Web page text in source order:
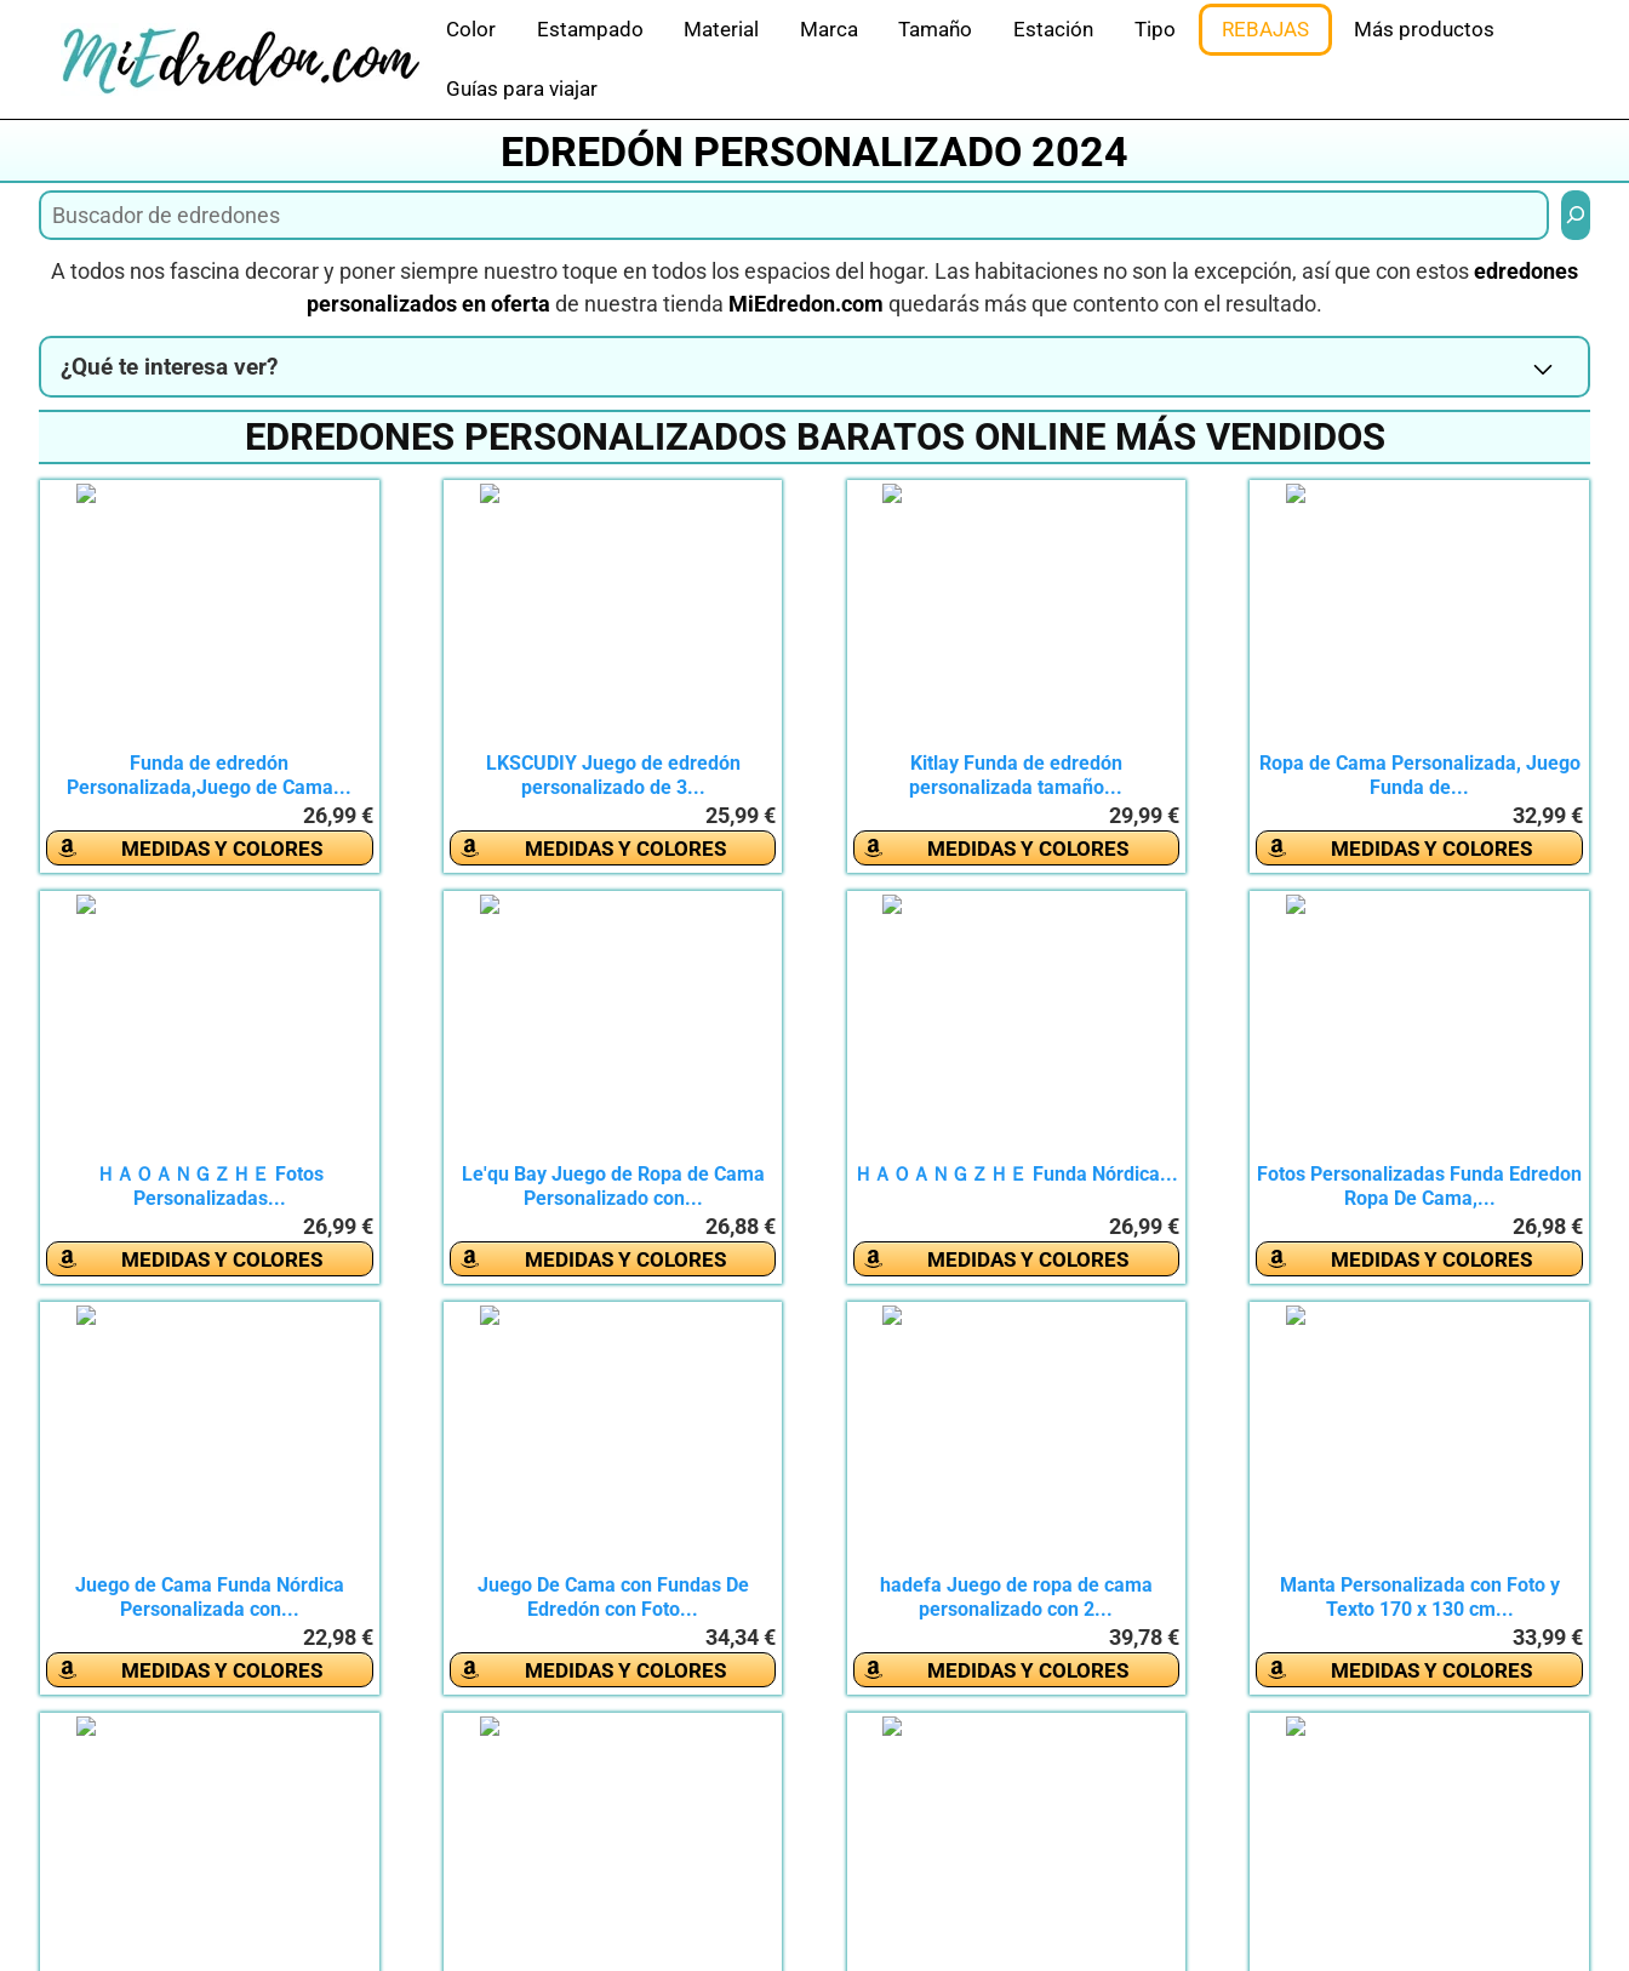
contenido
Color Estampado Material Marca Tamaño Estación Tipo REBAJAS Más productos
Guías para viajar
EDREDÓN PERSONALIZADO 2024
Buscar
A todos nos fascina decorar y poner siempre nuestro toque en todos los espacios del hogar. Las habitaciones no son la excepción, así que con estosedredones
personalizados en oferta de nuestra tienda MiEdredon.com quedarás más que contento con el resultado.
¿Qué te interesa ver?
EDREDONES PERSONALIZADOS BARATOS ONLINE MÁS VENDIDOS
Funda de edredón
Personalizada,Juego de Cama...
26,99 €
MEDIDAS Y COLORES
LKSCUDIY Juego de edredón
personalizado de 3...
25,99 €
MEDIDAS Y COLORES
Kitlay Funda de edredón
personalizada tamaño...
29,99 €
MEDIDAS Y COLORES
Ropa de Cama Personalizada, Juego
Funda de...
32,99 €
MEDIDAS Y COLORES
ＨＡＯＡＮＧＺＨＥ Fotos
Personalizadas...
26,99 €
MEDIDAS Y COLORES
Le'qu Bay Juego de Ropa de Cama
Personalizado con...
26,88 €
MEDIDAS Y COLORES
ＨＡＯＡＮＧＺＨＥ Funda Nórdica...
26,99 €
MEDIDAS Y COLORES
Fotos Personalizadas Funda Edredon
Ropa De Cama,...
26,98 €
MEDIDAS Y COLORES
Juego de Cama Funda Nórdica
Personalizada con...
22,98 €
MEDIDAS Y COLORES
Juego De Cama con Fundas De
Edredón con Foto...
34,34 €
MEDIDAS Y COLORES
hadefa Juego de ropa de cama
personalizado con 2...
39,78 €
MEDIDAS Y COLORES
Manta Personalizada con Foto y
Texto 170 x 130 cm...
33,99 €
MEDIDAS Y COLORES